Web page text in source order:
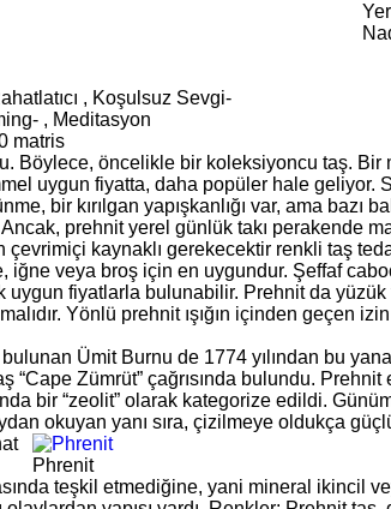
, Koşulsuz Sevgi-
, Meditasyon
matris
Böylece, öncelikle bir koleksiyoncu taş. Bir
uygun fiyatta, daha popüler hale geliyor.
bir kırılgan yapışkanlığı var, ama bazı
prehnit yerel günlük takı perakende
kaynaklı gerekecektir renkli taş
iğne veya broş için en uygundur. Şeffaf
fiyatlarla bulunabilir. Prehnit da yüzük
Yönlü prehnit ışığın içinden geçen
Ümit Burnu de 1774 yılından bu
Zümrüt” çağrısında bulundu.
bir “zeolit” olarak kategorize edildi.
okuyan yanı sıra, çizilmeye oldukça
Phrenit
teşkil etmediğine, yani mineral ikincil